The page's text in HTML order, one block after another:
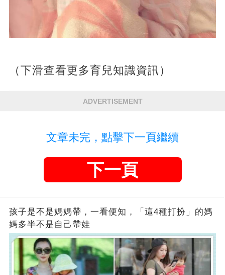
（下滑查看更多育兒知識資訊）
ADVERTISEMENT
文章未完，點擊下一頁繼續
下一頁
孩子是不是媽媽帶，一看便知，「這4種打扮」的媽
媽多半不是自己帶娃